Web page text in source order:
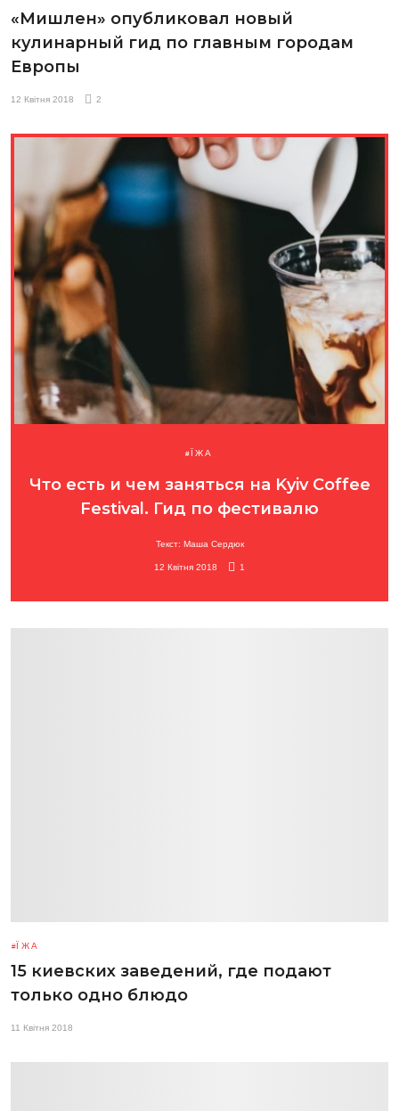
«Мишлен» опубликовал новый
кулинарный гид по главным городам
Европы
12 Квітня 2018 2
ЇЖА
Что есть и чем заняться на Kyiv Coffee
Festival. Гид по фестивалю
Текст: Маша Сердюк
12 Квітня 2018 1
ЇЖА
15 киевских заведений, где подают
только одно блюдо
11 Квітня 2018